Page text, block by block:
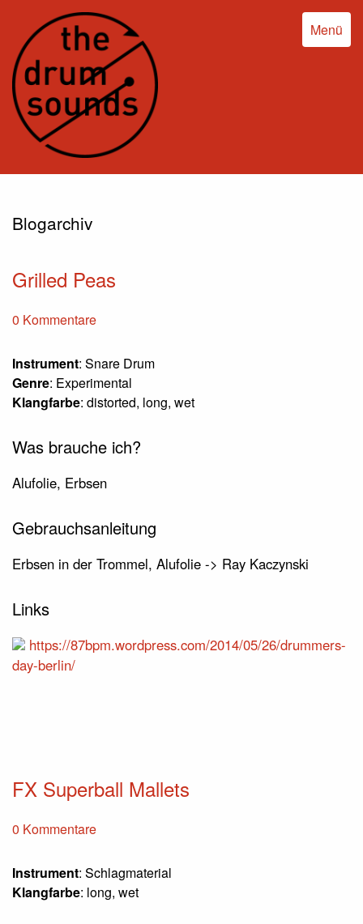
Menü
Blogarchiv
Grilled Peas
0 Kommentare
Instrument: Snare Drum
Genre: Experimental
Klangfarbe: distorted, long, wet
Was brauche ich?
Alufolie, Erbsen
Gebrauchsanleitung
Erbsen in der Trommel, Alufolie -> Ray Kaczynski
Links
https://87bpm.wordpress.com/2014/05/26/drummers-
day-berlin/
FX Superball Mallets
0 Kommentare
Instrument: Schlagmaterial
Klangfarbe: long, wet